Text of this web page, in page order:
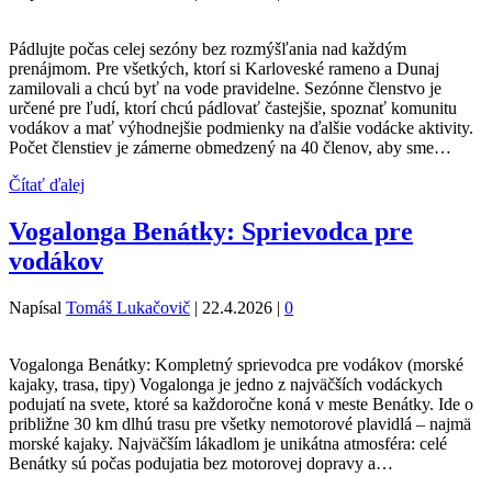
Pádlujte počas celej sezóny bez rozmýšľania nad každým
prenájmom. Pre všetkých, ktorí si Karloveské rameno a Dunaj
zamilovali a chcú byť na vode pravidelne. Sezónne členstvo je
určené pre ľudí, ktorí chcú pádlovať častejšie, spoznať komunitu
vodákov a mať výhodnejšie podmienky na ďalšie vodácke aktivity.
Počet členstiev je zámerne obmedzený na 40 členov, aby sme…
Čítať ďalej
Vogalonga Benátky: Sprievodca pre
vodákov
Napísal Tomáš Lukačovič | 22.4.2026 | 0
Vogalonga Benátky: Kompletný sprievodca pre vodákov (morské
kajaky, trasa, tipy) Vogalonga je jedno z najväčších vodáckych
podujatí na svete, ktoré sa každoročne koná v meste Benátky. Ide o
približne 30 km dlhú trasu pre všetky nemotorové plavidlá – najmä
morské kajaky. Najväčším lákadlom je unikátna atmosféra: celé
Benátky sú počas podujatia bez motorovej dopravy a…